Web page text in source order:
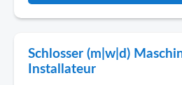
Schlosser (m|w|d)
Installateur